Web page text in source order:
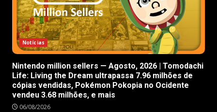
Notícias
Nintendo million sellers — Agosto, 2026 | Tomodachi
Life: Living the Dream ultrapassa 7.96 milhões de
cópias vendidas, Pokémon Pokopia no Ocidente
vendeu 3.68 milhões, e mais
06/08/2026